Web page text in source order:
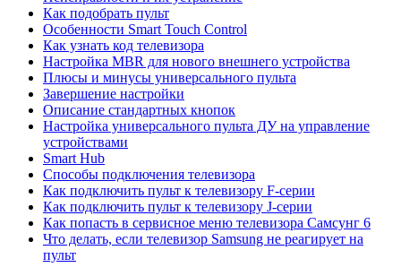
Как подобрать пульт
Особенности Smart Touch Control
Как узнать код телевизора
Настройка MBR для нового внешнего устройства
Плюсы и минусы универсального пульта
Завершение настройки
Описание стандартных кнопок
Настройка универсального пульта ДУ на управление
устройствами
Smart Hub
Способы подключения телевизора
Как подключить пульт к телевизору F-серии
Как подключить пульт к телевизору J-серии
Как попасть в сервисное меню телевизора Самсунг 6
Что делать, если телевизор Samsung не реагирует на
пульт